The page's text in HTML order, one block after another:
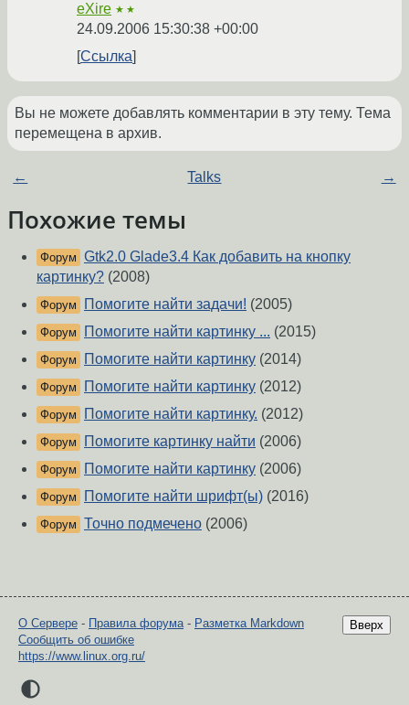
eXire ★★
24.09.2006 15:30:38 +00:00
Ссылка
Вы не можете добавлять комментарии в эту тему. Тема
перемещена в архив.
← Talks →
Похожие темы
Форум Gtk2.0 Glade3.4 Как добавить на кнопку
картинку? (2008)
Форум Помогите найти задачи! (2005)
Форум Помогите найти картинку ... (2015)
Форум Помогите найти картинку (2014)
Форум Помогите найти картинку (2012)
Форум Помогите найти картинку. (2012)
Форум Помогите картинку найти (2006)
Форум Помогите найти картинку (2006)
Форум Помогите найти шрифт(ы) (2016)
Форум Точно подмечено (2006)
Вверх
О Сервере - Правила форума- Разметка Markdown
Сообщить об ошибке
https://www.linux.org.ru/